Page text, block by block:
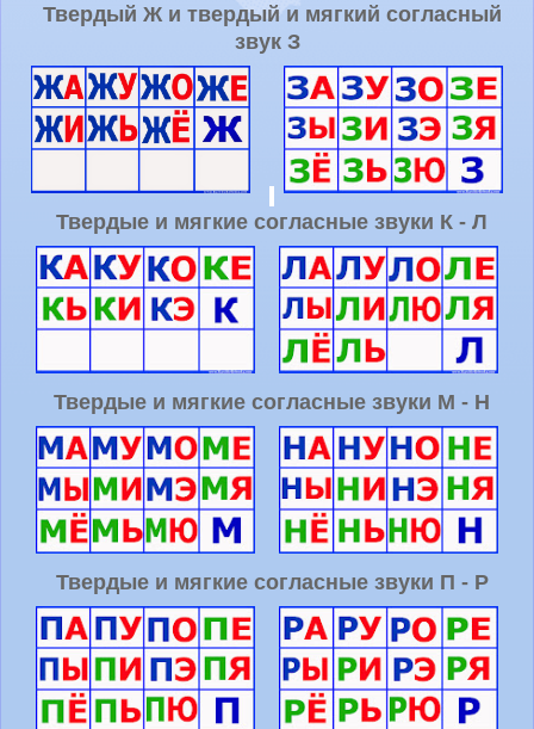
Твердый Ж и твердый и мягкий согласный
звук З
Твердые и мягкие согласные звуки К - Л
Твердые и мягкие согласные звуки М - Н
Твердые и мягкие согласные звуки П - Р